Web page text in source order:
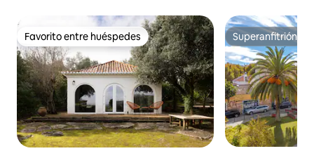
Favorito entre huéspedes
Favorito entre huéspedes Superanfitrión
Superanfitrión